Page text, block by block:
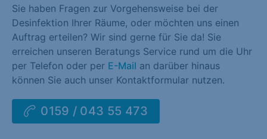
Sie haben Fragen zur Vorgehensweise bei der
Desinfektion Ihrer Räume, oder möchten uns einen
Auftrag erteilen? Wir sind gerne für Sie da! Sie
erreichen unseren Beratungs Service rund um die Uhr
per Telefon oder per E-Mail an darüber hinaus
können Sie auch unser Kontaktformular nutzen.
0159 / 043 55 473